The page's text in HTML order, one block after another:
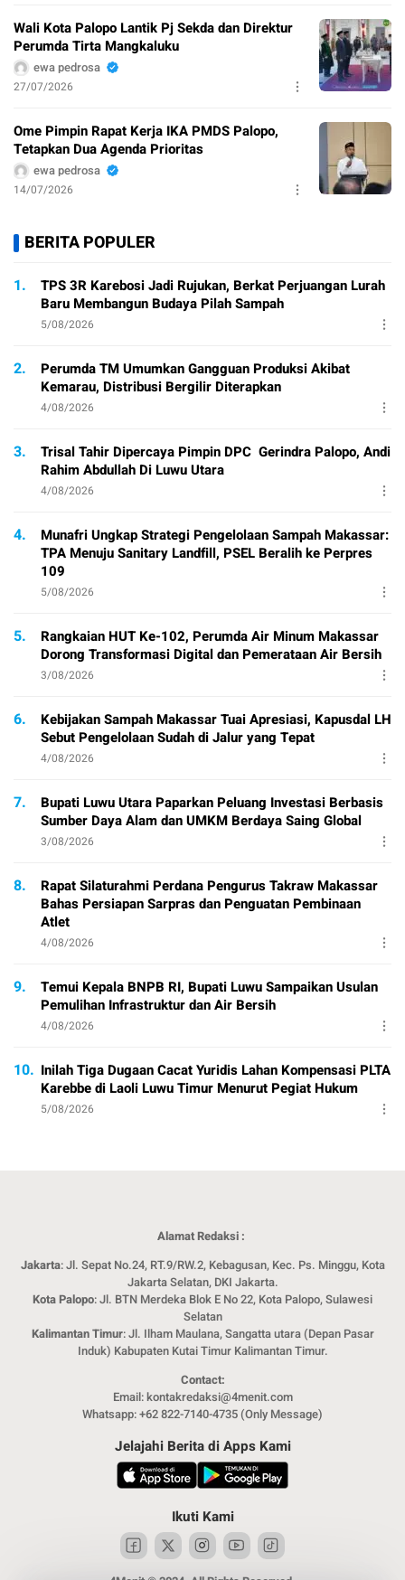
Wali Kota Palopo Lantik Pj Sekda dan Direktur
Perumda Tirta Mangkaluku
ewa pedrosa
27/07/2026
Ome Pimpin Rapat Kerja IKA PMDS Palopo,
Tetapkan Dua Agenda Prioritas
ewa pedrosa
14/07/2026
BERITA POPULER
1.
TPS 3R Karebosi Jadi Rujukan, Berkat Perjuangan Lurah
Baru Membangun Budaya Pilah Sampah
5/08/2026
2.
Perumda TM Umumkan Gangguan Produksi Akibat
Kemarau, Distribusi Bergilir Diterapkan
4/08/2026
3.
Trisal Tahir Dipercaya Pimpin DPC Gerindra Palopo, Andi
Rahim Abdullah Di Luwu Utara
4/08/2026
4.
Munafri Ungkap Strategi Pengelolaan Sampah Makassar:
TPA Menuju Sanitary Landfill, PSEL Beralih ke Perpres
109
5/08/2026
5.
Rangkaian HUT Ke-102, Perumda Air Minum Makassar
Dorong Transformasi Digital dan Pemerataan Air Bersih
3/08/2026
6.
Kebijakan Sampah Makassar Tuai Apresiasi, Kapusdal LH
Sebut Pengelolaan Sudah di Jalur yang Tepat
4/08/2026
7.
Bupati Luwu Utara Paparkan Peluang Investasi Berbasis
Sumber Daya Alam dan UMKM Berdaya Saing Global
3/08/2026
8.
Rapat Silaturahmi Perdana Pengurus Takraw Makassar
Bahas Persiapan Sarpras dan Penguatan Pembinaan
Atlet
4/08/2026
9.
Temui Kepala BNPB RI, Bupati Luwu Sampaikan Usulan
Pemulihan Infrastruktur dan Air Bersih
4/08/2026
10. Inilah Tiga Dugaan Cacat Yuridis Lahan Kompensasi PLTA
Karebbe di Laoli Luwu Timur Menurut Pegiat Hukum
5/08/2026
Alamat Redaksi :
Jakarta: Jl. Sepat No.24, RT.9/RW.2, Kebagusan, Kec. Ps. Minggu, Kota
Jakarta Selatan, DKI Jakarta.
Kota Palopo: Jl. BTN Merdeka Blok E No 22, Kota Palopo, Sulawesi
Selatan
Kalimantan Timur: Jl. Ilham Maulana, Sangatta utara (Depan Pasar
Induk) Kabupaten Kutai Timur Kalimantan Timur.
Contact:
Email: kontakredaksi@4menit.com
Whatsapp: +62 822-7140-4735 (Only Message)
Jelajahi Berita di Apps Kami
Ikuti Kami